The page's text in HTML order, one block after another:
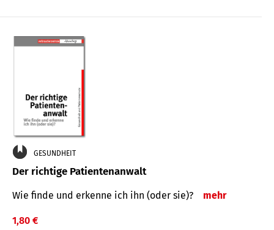
GESUNDHEIT
Der richtige Patientenanwalt
Wie finde und erkenne ich ihn (oder sie)? mehr
1,80 €